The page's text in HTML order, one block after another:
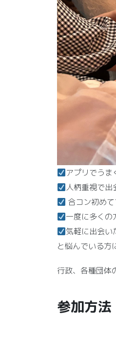
アプリでうま
人柄重視で出
合コン初め
一度に多くの
気軽に出会い
と悩んでいる方
行政、各種団体
参加方法